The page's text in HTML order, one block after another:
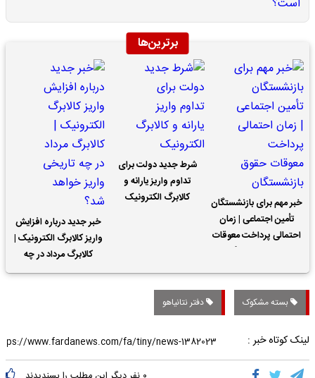
برترین‌ها
خبر مهم برای بازنشستگان
تأمین اجتماعی | زمان
احتمالی پرداخت معوقات
شرط جدید دولت برای
تداوم واریز یارانه و
کالابرگ الکترونیک
خبر جدید درباره افزایش
واریز کالابرگ الکترونیک |
کالابرگ مرداد در چه
تاریخی واریز خواهد شد؟
بسته مشکوک دفتر نتانیاهو
لینک کوتاه خبر :